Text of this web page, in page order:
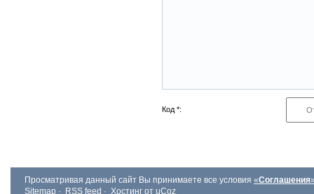
Код *:
Просматривая данный сайт Вы принимаете все условия «Соглашения
Sitemap · RSS feed · Хостинг от uCoz